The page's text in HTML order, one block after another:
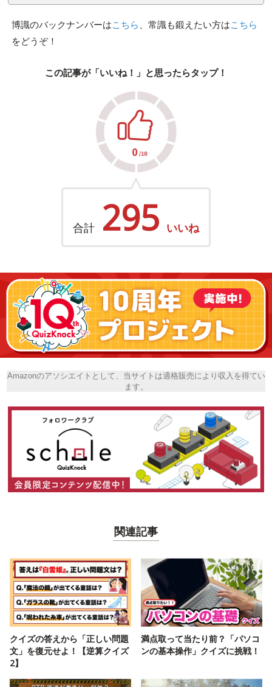
博識のバックナンバーはこちら 、常識も鍛えたい方はこちら
をどうぞ！
この記事が「いいね！」と思ったらタップ！
合計 295 いいね
Amazonのアソシエイトとして、当サイトは適格販売により収入を得てい
ます。
関連記事
クイズの答えから「正しい問題
文」を復元せよ！【逆算クイズ
2】
満点取って当たり前？「パソコ
ンの基本操作」クイズに挑戦！